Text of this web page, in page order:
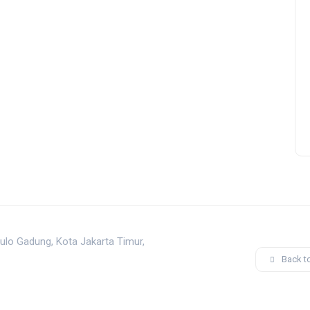
Gadung, Kota Jakarta Timur,
Back